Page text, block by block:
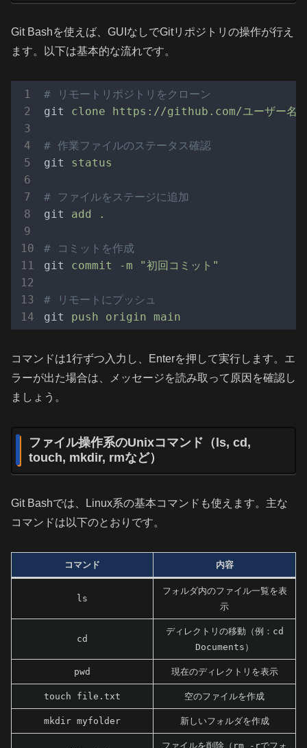
Git Bashを使えば、GUIなしでGitリポジトリの操作が行え
ます。以下は基本的な流れです。
# リモートリポジトリをクローン
git
clone https://github.com/ユーザー名/
# 作業ファイルのステータス確認
git
status
# ファイルをステージに追加
git
add .
# コミットを作成
git
commit -m "初回コミット"
# リモートにプッシュ
git
push origin main
コマンドは1行ずつ入力し、Enterを押して実行します。エ
ラーが出た場合は、メッセージを読み取って原因を確認し
ましょう。
ファイル操作系のUnixコマンド（ls, cd,
touch, mkdir, rmなど）
Git Bashでは、Linux系の基本コマンドも使えます。主な
コマンドは以下のとおりです。
コマンド 内容
ls
フォルダ内のファイル一覧を表
示
cd
ディレクトリの移動（例： cd
Documents ）
pwd 現在のディレクトリを表示
touch file.txt 空のファイルを作成
mkdir myfolder 新しいフォルダを作成
ファイルを削除（ rm -rでフォ